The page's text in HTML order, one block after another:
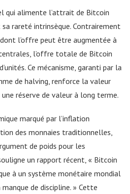
qui alimente l’attrait de Bitcoin
rareté intrinsèque. Contrairement
l’offre peut être augmentée à
l’offre totale de Bitcoin
Ce mécanisme, garanti par la
de halving, renforce la valeur
réserve de valeur à long terme.
marqué par l’inflation
des monnaies traditionnelles,
de poids pour les
un rapport récent, « Bitcoin
à un système monétaire mondial
de discipline. » Cette